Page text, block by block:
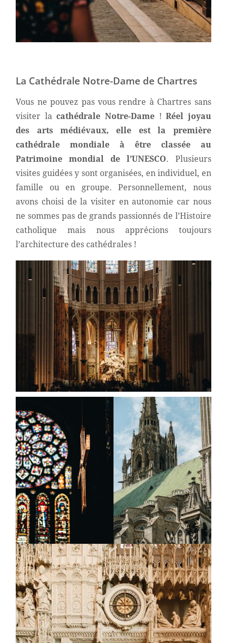
La Cathédrale Notre-Dame de Chartres
Vous ne pouvez pas vous rendre à Chartres sans
visiter lacathédrale Notre-Dame !Réel joyau
des arts médiévaux, elle est la première
cathédrale mondiale à être classée au
Patrimoine mondial de l’UNESCO. Plusieurs
visites guidées y sont organisées, en individuel, en
famille ou en groupe. Personnellement, nous
avons choisi de la visiter en autonomie car nous
ne sommes pas de grands passionnés de l’Histoire
catholique mais nous apprécions toujours
l’architecture des cathédrales !